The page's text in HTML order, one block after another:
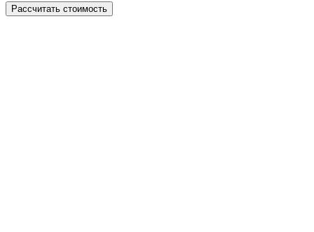
Рассчитать стоимость